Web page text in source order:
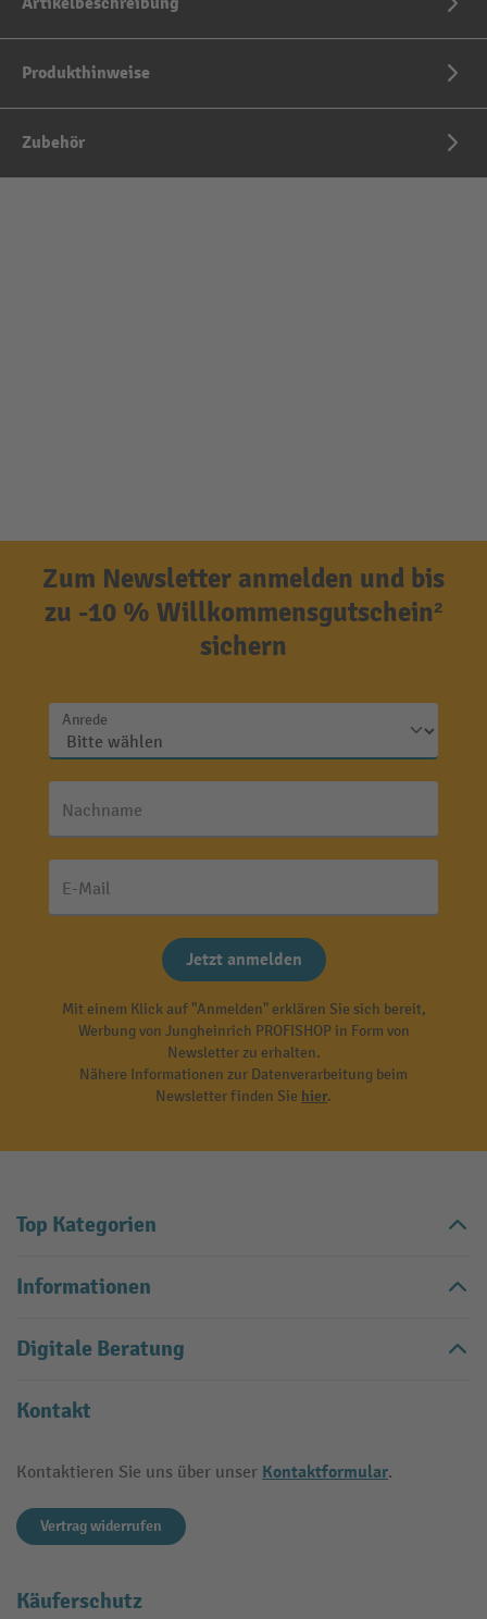
Produkthinweise
Zubehör
Zum Newsletter anmelden und bis
zu -10 % Willkommensgutschein²
sichern
Anrede
Nachname
E-Mail
Jetzt anmelden
Mit einem Klick auf "Anmelden" erklären Sie sich bereit,
Werbung von Jungheinrich PROFISHOP in Form von
Newsletter zu erhalten.
Nähere Informationen zur Datenverarbeitung beim
Newsletter finden Sie hier.
Top Kategorien
Informationen
Digitale Beratung
Kontakt
Kontaktieren Sie uns über unser Kontaktformular.
Vertrag widerrufen
Käuferschutz